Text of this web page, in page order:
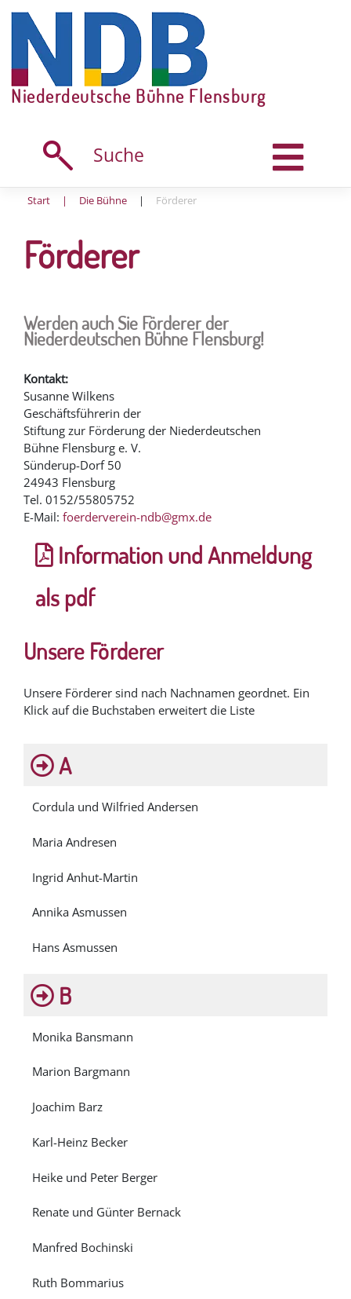
Skip
content
Niederdeutsche Bühne Flensburg
Suche
Start | Die Bühne | Förderer
Förderer
Werden auch Sie Förderer der
Niederdeutschen Bühne Flensburg!
Kontakt:
Susanne Wilkens
Geschäftsführerin der
Stiftung zur Förderung der Niederdeutschen
Bühne Flensburg e. V.
Sünderup-Dorf 50
24943 Flensburg
Tel. 0152/55805752
E-Mail: foerderverein-ndb@gmx.de
Information und Anmeldung
als pdf
Unsere Förderer
Unsere Förderer sind nach Nachnamen geordnet. Ein
Klick auf die Buchstaben erweitert die Liste
A
Cordula und Wilfried Andersen
Maria Andresen
Ingrid Anhut-Martin
Annika Asmussen
Hans Asmussen
B
Monika Bansmann
Marion Bargmann
Joachim Barz
Karl-Heinz Becker
Heike und Peter Berger
Renate und Günter Bernack
Manfred Bochinski
Ruth Bommarius